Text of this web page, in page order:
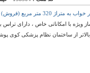
320 متر مربع (فروش)
، دارای تراس با عرض 4 متر ، نورگیری از سه جهت طبقا 1 الی 5
از ساختمان نظام پزشکی کوی